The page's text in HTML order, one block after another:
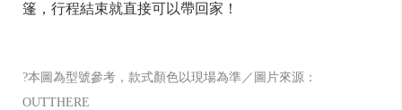
篷，行程結束就直接可以帶回家！
?本圖為型號參考，款式顏色以現場為準／圖片來源：
OUTTHERE